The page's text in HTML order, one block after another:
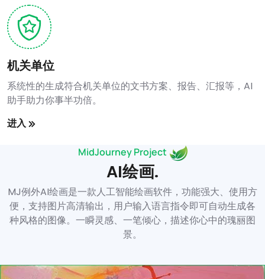
机关单位
系统性的生成符合机关单位的文书方案、报告、汇报等，AI
助手助力你事半功倍。
进入
MidJourney Project
AI绘画.
MJ例外AI绘画是一款人工智能绘画软件，功能强大、使用方
便，支持图片高清输出，用户输入语言指令即可自动生成各
种风格的图像。一瞬灵感、一笔倾心，描述你心中的瑰丽图
景。